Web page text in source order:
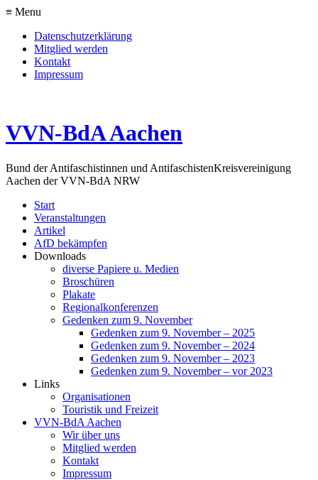
≡ Menu
Datenschutzerklärung
Mitglied werden
Kontakt
Impressum
VVN-BdA Aachen
Bund der Antifaschistinnen und AntifaschistenKreisvereinigung
Aachen der VVN-BdA NRW
Start
Veranstaltungen
Artikel
AfD bekämpfen
Downloads
diverse Papiere u. Medien
Broschüren
Plakate
Regionalkonferenzen
Gedenken zum 9. November
Gedenken zum 9. November – 2025
Gedenken zum 9. November – 2024
Gedenken zum 9. November – 2023
Gedenken zum 9. November – vor 2023
Links
Organisationen
Touristik und Freizeit
VVN-BdA Aachen
Wir über uns
Mitglied werden
Kontakt
Impressum